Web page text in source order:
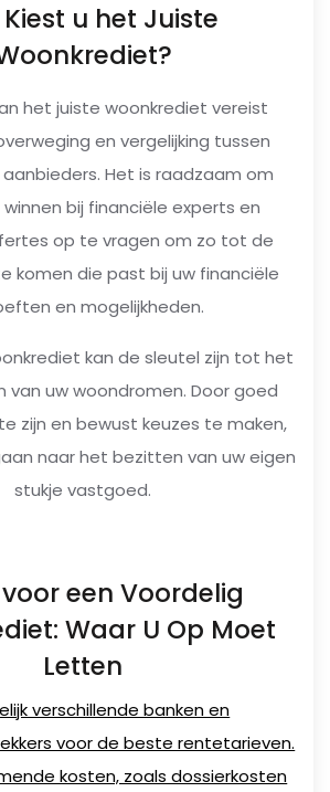
Kiest u het Juiste
het juiste woonkrediet vereist
en vergelijking tussen
Het is raadzaam om
bij financiële experts en
op te vragen om zo tot de
komen die past bij uw financiële
en mogelijkheden.
kan de sleutel zijn tot het
van uw woondromen. Door goed
zijn en bewust keuzes te maken,
naar het bezitten van uw eigen
stukje vastgoed.
een Voordelig
Waar U Op Moet
Letten
verschillende banken en
voor de beste rentetarieven.
kosten, zoals dossierkosten